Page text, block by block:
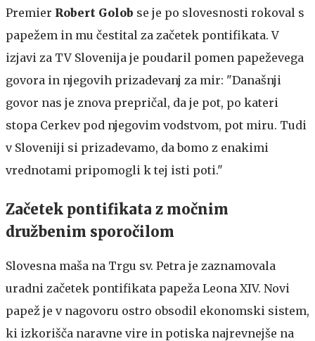
Premier Robert Golob se je po slovesnosti rokoval s
papežem in mu čestital za začetek pontifikata. V
izjavi za TV Slovenija je poudaril pomen papeževega
govora in njegovih prizadevanj za mir: "Današnji
govor nas je znova prepričal, da je pot, po kateri
stopa Cerkev pod njegovim vodstvom, pot miru. Tudi
v Sloveniji si prizadevamo, da bomo z enakimi
vrednotami pripomogli k tej isti poti."
Začetek pontifikata z močnim
družbenim sporočilom
Slovesna maša na Trgu sv. Petra je zaznamovala
uradni začetek pontifikata papeža Leona XIV. Novi
papež je v nagovoru ostro obsodil ekonomski sistem,
ki izkorišča naravne vire in potiska najrevnejše na